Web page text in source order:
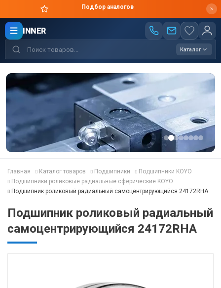
Цены производителя
INNER
Каталог
Главная Каталог товаров Подшипники
Подшипники KOYO
Подшипники роликовые радиальные сферические KOYO
Подшипник роликовый радиальный самоцентрирующийся 24172RHA
Подшипник роликовый радиальный
самоцентрирующийся 24172RHA